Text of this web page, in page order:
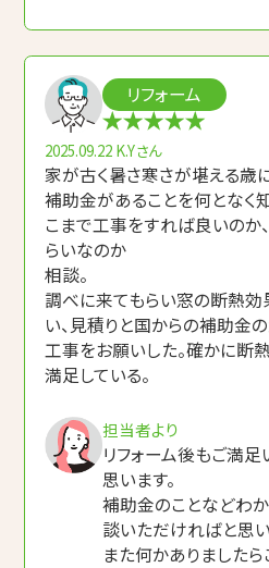
リフォーム
2025.09.22 K.Yさん
家が古く暑さ寒さが堪える歳
補助金があることを何となく
こまで工事をすれば良いのか
らいなのか
相談。
調べに来てもらい窓の断熱効
い、見積りと国からの補助金
工事をお願いした。確かに断
満足している。
担当者より
リフォーム後もご満
思います。
補助金のことなどわ
談いただければと思い
また何かありましたら